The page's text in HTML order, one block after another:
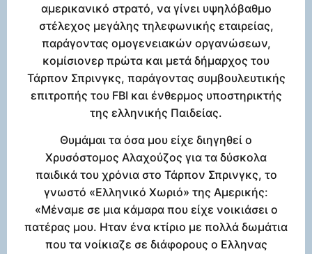
αμερικανικό στρατό, να γίνει υψηλόβαθμο
στέλεχος μεγάλης τηλεφωνικής εταιρείας,
παράγοντας ομογενειακών οργανώσεων,
κομίσιονερ πρώτα και μετά δήμαρχος του
Τάρπον Σπρινγκς, παράγοντας συμβουλευτικής
επιτροπής του FBI και ένθερμος υποστηρικτής
της ελληνικής Παιδείας.
Θυμάμαι τα όσα μου είχε διηγηθεί ο
Χρυσόστομος Αλαχούζος για τα δύσκολα
παιδικά του χρόνια στο Τάρπον Σπρινγκς, το
γνωστό «Ελληνικό Χωριό» της Αμερικής:
«Μέναμε σε μια κάμαρα που είχε νοικιάσει ο
πατέρας μου. Ηταν ένα κτίριο με πολλά δωμάτια
που τα νοίκιαζε σε διάφορους ο Ελληνας